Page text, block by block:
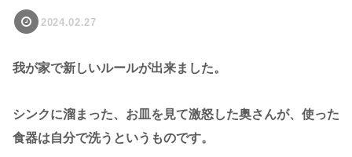
2024.02.27
我が家で新しいルールが出来ました。
シンクに溜まった、お皿を見て激怒した奥さんが、使った
食器は自分で洗うというものです。